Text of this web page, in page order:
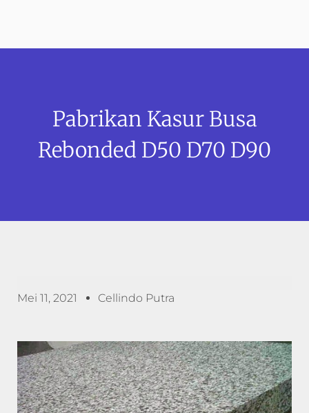
Pabrikan Kasur Busa
Rebonded D50 D70 D90
Mei 11, 2021 Cellindo Putra